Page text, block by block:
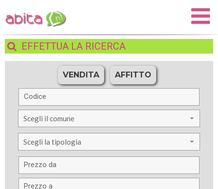
EFFETTUA LA RICERCA
VENDITA AFFITTO
Scegli il comune
Scegli la tipologia